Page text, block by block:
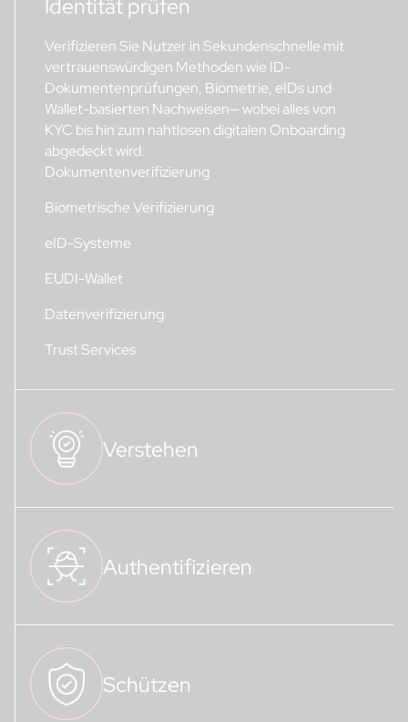
Identität prüfen
Verifizieren Sie Nutzer in Sekundenschnelle mit
vertrauenswürdigen Methoden wie ID-
Dokumentenprüfungen, Biometrie, eIDs und
Wallet-basierten Nachweisen— wobei alles von
KYC bis hin zum nahtlosen digitalen Onboarding
abgedeckt wird.
Dokumentenverifizierung
Biometrische Verifizierung
eID-Systeme
EUDI-Wallet
Datenverifizierung
Trust Services
Verstehen
Authentifizieren
Schützen